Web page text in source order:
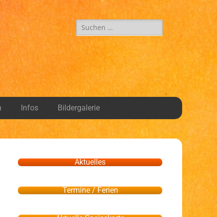
Infos Bildergalerie
Aktuelles
Termine / Ferien